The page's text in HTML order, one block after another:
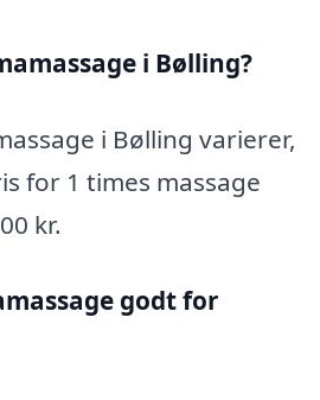
i Bølling?
i Bølling varierer,
for 1 times massage
kr.
godt for